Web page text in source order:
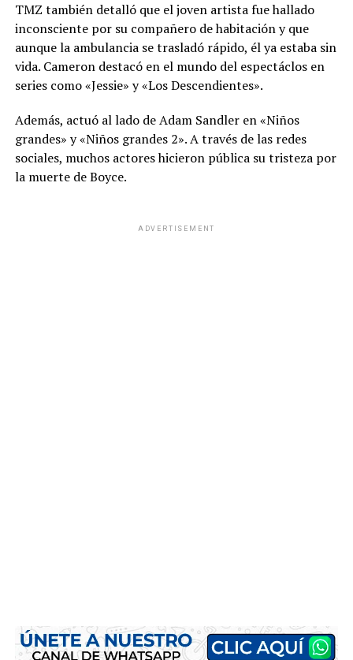
TMZ también detalló que el joven artista fue hallado
inconsciente por su compañero de habitación y que
aunque la ambulancia se trasladó rápido, él ya estaba sin
vida. Cameron destacó en el mundo del espectáclos en
series como «Jessie» y «Los Descendientes».
Además, actuó al lado de Adam Sandler en «Niños
grandes» y «Niños grandes 2». A través de las redes
sociales, muchos actores hicieron pública su tristeza por
la muerte de Boyce.
ADVERTISEMENT